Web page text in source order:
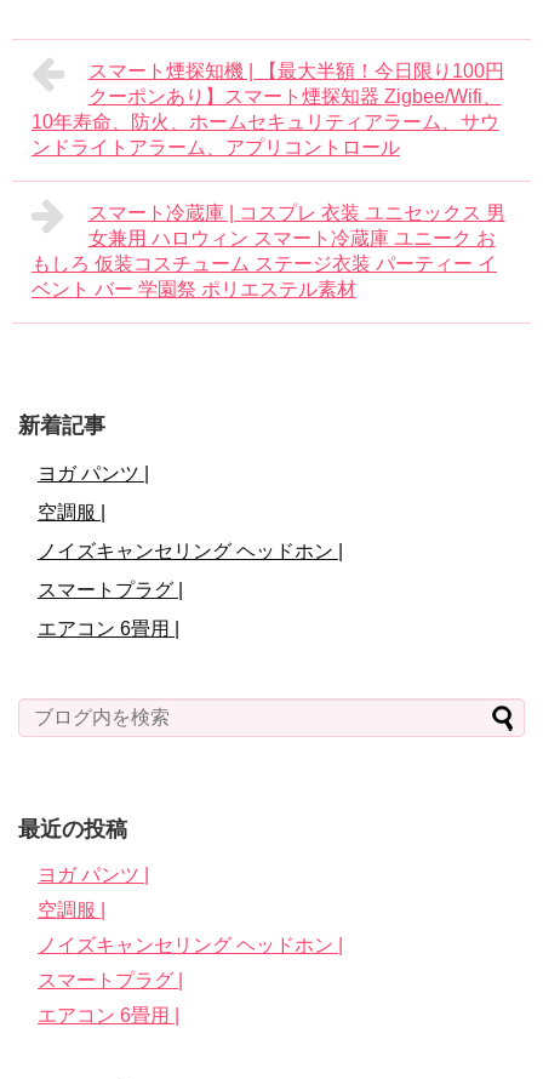
スマート煙探知機 | 【最大半額！今日限り100円
クーポンあり】スマート煙探知器 Zigbee/Wifi、
10年寿命、防火、ホームセキュリティアラーム、サウ
ンドライトアラーム、アプリコントロール
スマート冷蔵庫 | コスプレ 衣装 ユニセックス 男
女兼用 ハロウィン スマート冷蔵庫 ユニーク お
もしろ 仮装コスチューム ステージ衣装 パーティー イ
ベント バー 学園祭 ポリエステル素材
新着記事
ヨガ パンツ |
空調服 |
ノイズキャンセリング ヘッドホン |
スマートプラグ |
エアコン 6畳用 |
最近の投稿
ヨガ パンツ |
空調服 |
ノイズキャンセリング ヘッドホン |
スマートプラグ |
エアコン 6畳用 |